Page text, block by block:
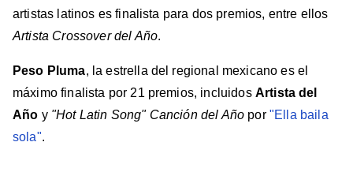
artistas latinos es finalista para dos premios, entre ellos
Artista Crossover del Año.
Peso Pluma, la estrella del regional mexicano es el
máximo finalista por 21 premios, incluidos Artista del
Año y "Hot Latin Song" Canción del Año por "Ella baila
sola".